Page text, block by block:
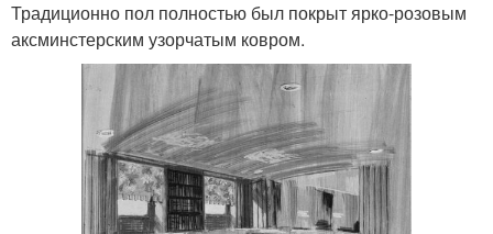
Традиционно пол полностью был покрыт ярко-розовым
аксминстерским узорчатым ковром.